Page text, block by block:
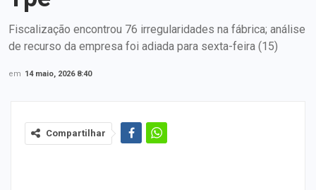
Fiscalização encontrou 76 irregularidades na fábrica; análise
de recurso da empresa foi adiada para sexta-feira (15)
em 14 maio, 2026 8:40
Compartilhar